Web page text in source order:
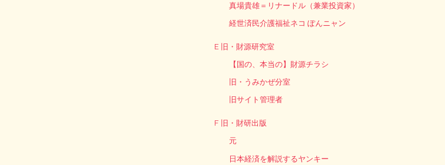
真場貴雄＝リナードル（兼業投資家）
経世済民介護福祉ネコ ぽんニャン
E 旧・財源研究室
【国の、本当の】財源チラシ
旧・うみかぜ分室
旧サイト管理者
F 旧・財研出版
元
日本経済を解説するヤンキー